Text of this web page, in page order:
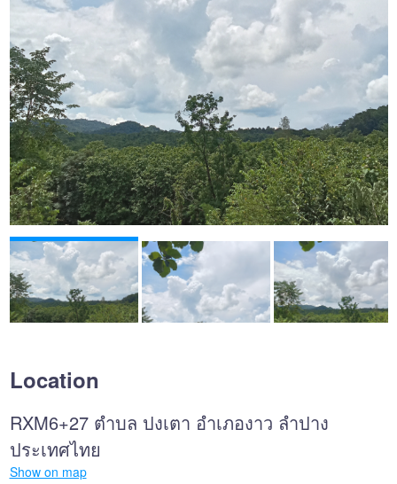
Location
RXM6+27 ตำบล ปงเตา อำเภองาว ลำปาง
ประเทศไทย
Show on map